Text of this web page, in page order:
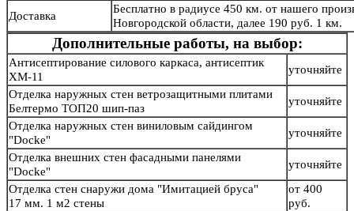
Доставка
Бесплатно в радиусе 450 км. от нашего
Новгородской области, далее 190 руб. 1 км.
Дополнительные работы, на выбор:
Антисептирование силового каркаса, антисептик
ХМ-11
уточняйте
Отделка наружных стен ветрозащитными плитами
Белтермо ТОП20 шип-паз
уточняйте
Отделка наружных стен виниловым сайдингом
"Docke"
уточняйте
Отделка внешних стен фасадными панелями
"Docke"
уточняйте
Отделка стен снаружи дома "Имитацией бруса"
17 мм. 1 м2 стены
от 400
руб.